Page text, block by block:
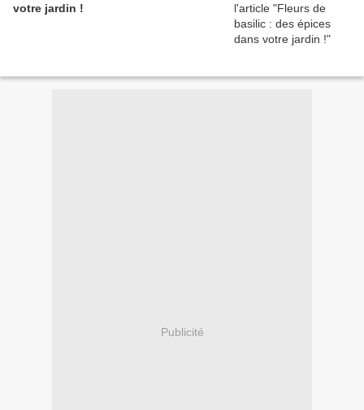
votre jardin !
Publicité